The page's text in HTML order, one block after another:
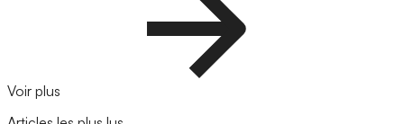
Voir plus